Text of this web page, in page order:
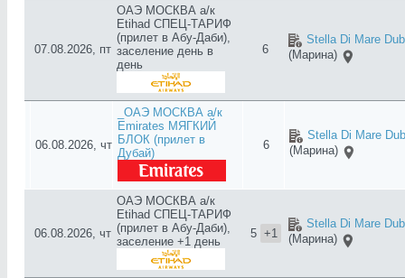
07.08.2026, пт
ОАЭ МОСКВА а/к
Etihad СПЕЦ-ТАРИФ
(прилет в Абу-Даби),
заселение день в
день
6
Stella Di Mare
(Марина)
06.08.2026, чт
_ОАЭ МОСКВА а/к
Emirates МЯГКИЙ
БЛОК (прилет в
Дубай)
6
Stella Di Mare
(Марина)
06.08.2026, чт
ОАЭ МОСКВА а/к
Etihad СПЕЦ-ТАРИФ
(прилет в Абу-Даби),
заселение +1 день
5 +1
Stella Di Mare
(Марина)